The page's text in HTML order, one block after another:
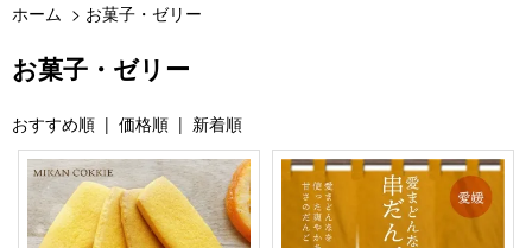
ホーム > お菓子・ゼリー
お菓子・ゼリー
おすすめ順 | 価格順 | 新着順